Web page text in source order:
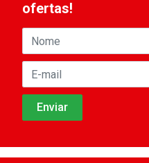
ofertas!